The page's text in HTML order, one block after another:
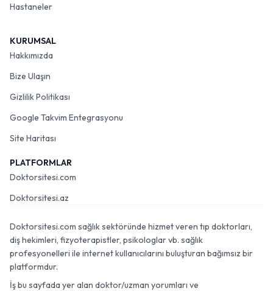
Hastaneler
KURUMSAL
Hakkımızda
Bize Ulaşın
Gizlilik Politikası
Google Takvim Entegrasyonu
Site Haritası
PLATFORMLAR
Doktorsitesi.com
Doktorsitesi.az
Doktorsitesi.com sağlık sektöründe hizmet veren tıp doktorları,
diş hekimleri, fizyoterapistler, psikologlar vb. sağlık
profesyonelleri ile internet kullanıcılarını buluşturan bağımsız bir
platformdur.
İş bu sayfada yer alan doktor/uzman yorumları ve